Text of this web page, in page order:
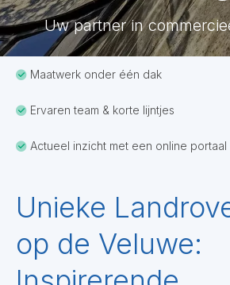
Uw partner in
Maatwerk onder één dak
Ervaren team & korte lijntjes
Actueel inzicht met een online portaal
Unieke
op de Veluwe: